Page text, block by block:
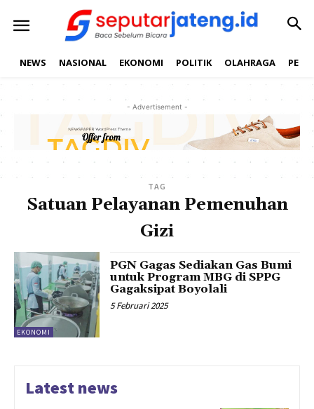
NEWS NASIONAL EKONOMI POLITIK OLAHRAGA
- Advertisement -
TAG
Satuan Pelayanan Pemenuhan
Gizi
EKONOMI
PGN Gagas Sediakan Gas Bumi
untuk Program MBG di SPPG
Gagaksipat Boyolali
5 Februari 2025
Latest news